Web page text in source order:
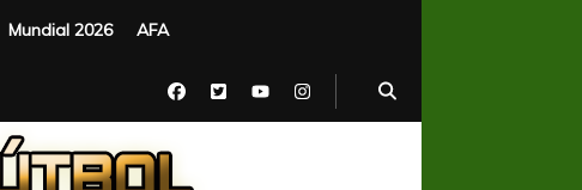
Mundial 2026 AFA